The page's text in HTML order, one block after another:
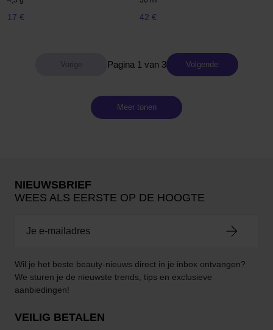
17 € 42 €
Pagina 1 van 3 Volgende
Meer tonen
NIEUWSBRIEF
WEES ALS EERSTE OP DE HOOGTE
Wil je het beste beauty-nieuws direct in je inbox ontvangen?
We sturen je de nieuwste trends, tips en exclusieve
aanbiedingen!
VEILIG BETALEN